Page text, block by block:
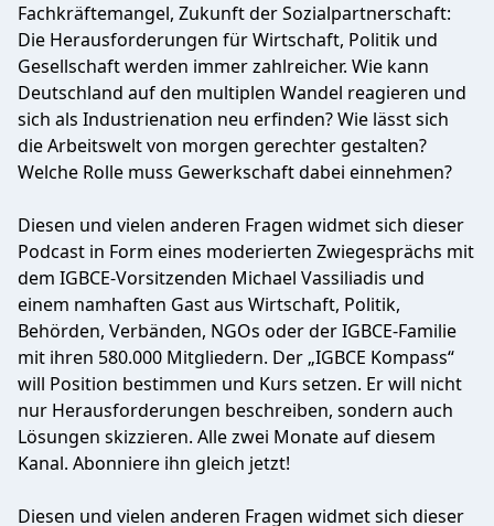
Fachkräftemangel, Zukunft der Sozialpartnerschaft:
Die Herausforderungen für Wirtschaft, Politik und
Gesellschaft werden immer zahlreicher. Wie kann
Deutschland auf den multiplen Wandel reagieren und
sich als Industrienation neu erfinden? Wie lässt sich
die Arbeitswelt von morgen gerechter gestalten?
Welche Rolle muss Gewerkschaft dabei einnehmen?
Diesen und vielen anderen Fragen widmet sich dieser
Podcast in Form eines moderierten Zwiegesprächs mit
dem IGBCE-Vorsitzenden Michael Vassiliadis und
einem namhaften Gast aus Wirtschaft, Politik,
Behörden, Verbänden, NGOs oder der IGBCE-Familie
mit ihren 580.000 Mitgliedern. Der „IGBCE Kompass“
will Position bestimmen und Kurs setzen. Er will nicht
nur Herausforderungen beschreiben, sondern auch
Lösungen skizzieren. Alle zwei Monate auf diesem
Kanal. Abonniere ihn gleich jetzt!
Diesen und vielen anderen Fragen widmet sich dieser